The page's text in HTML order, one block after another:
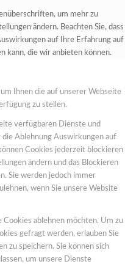
um mehr zu
ändern. Beachten Sie, dass
auf Ihre Erfahrung auf
kann, die wir anbieten können.
Ihnen die auf unserer Webseite
zu stellen.
verfügbaren Dienste und
Ablehnung Auswirkungen auf
Cookies jederzeit blockieren
ändern und das Blockieren
Sie werden jedoch immer
wenn Sie unsere Website
ablehnen möchten. Um zu
gefragt werden, erlauben Sie
zu speichern. Sie können sich
um unsere Dienste